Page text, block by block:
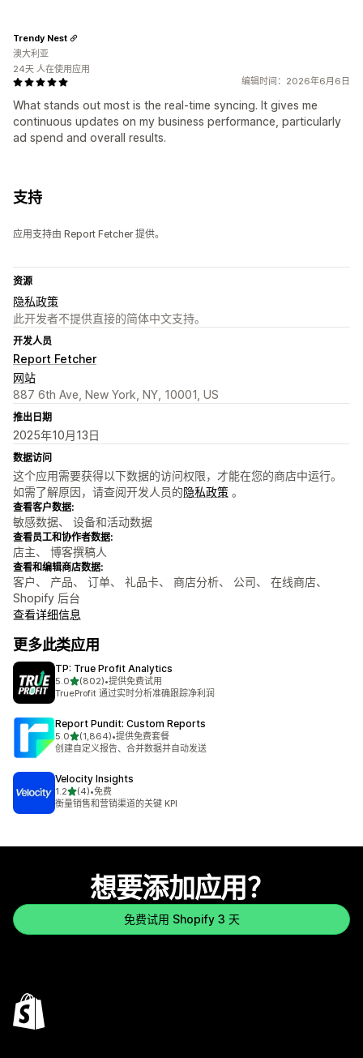
编辑时间：2026年6月6日
What stands out most is the real-time syncing. It gives me
continuous updates on my business performance, particularly
ad spend and overall results.
Trendy Nest
澳大利亚
24天 人在使用应用
支持
应用支持由 Report Fetcher 提供。
资源
隐私政策
此开发者不提供直接的简体中文支持。
开发人员
Report Fetcher
网站
887 6th Ave, New York, NY, 10001, US
推出日期
2025年10月13日
数据访问
这个应用需要获得以下数据的访问权限，才能在您的商店中运行。
如需了解原因，请查阅开发人员的隐私政策 。
查看客户数据:
敏感数据、 设备和活动数据
查看员工和协作者数据:
店主、 博客撰稿人
查看和编辑商店数据:
客户、 产品、 订单、 礼品卡、 商店分析、 公司、 在线商店、
Shopify 后台
查看详细信息
更多此类应用
TP: True Profit Analytics
5.0星（满分 5 星）
(802)
总共 802 条评论
•提供免费试用
TrueProfit 通过实时分析准确跟踪净利润
Report Pundit: Custom Reports
5.0星（满分 5 星）
(1,864)
总共 1864 条评论
•提供免费套餐
创建自定义报告、合并数据并自动发送
Velocity Insights
1.2星（满分 5 星）
(4)
总共 4 条评论
•免费
衡量销售和营销渠道的关键 KPI
想要添加应用？
免费试用 Shopify 3 天